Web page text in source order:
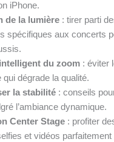
iPhone.
de la lumière : tirer parti
spécifiques aux concerts
du zoom : éviter
qui dégrade la qualité.
la stabilité : conseils
l’ambiance dynamique.
Center Stage : profiter
et vidéos parfaitement